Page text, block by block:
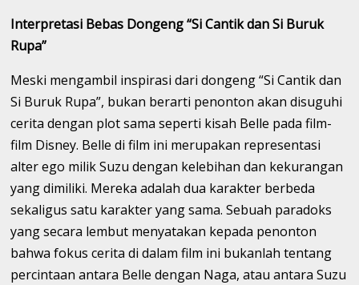
Interpretasi Bebas Dongeng “Si Cantik dan Si Buruk
Rupa”
Meski mengambil inspirasi dari dongeng “Si Cantik dan
Si Buruk Rupa”, bukan berarti penonton akan disuguhi
cerita dengan plot sama seperti kisah Belle pada film-
film Disney. Belle di film ini merupakan representasi
alter ego milik Suzu dengan kelebihan dan kekurangan
yang dimiliki. Mereka adalah dua karakter berbeda
sekaligus satu karakter yang sama. Sebuah paradoks
yang secara lembut menyatakan kepada penonton
bahwa fokus cerita di dalam film ini bukanlah tentang
percintaan antara Belle dengan Naga, atau antara Suzu